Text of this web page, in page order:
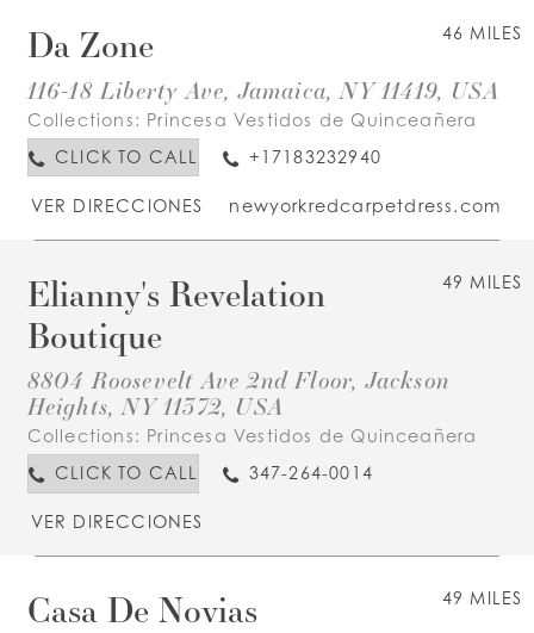
46 MILES
Da Zone
116-18 Liberty Ave, Jamaica, NY 11419, USA
Collections: Princesa Vestidos de Quinceañera
CLICK TO CALL
+17183232940
VER DIRECCIONES newyorkredcarpetdress.com
49 MILES
Elianny's Revelation
Boutique
8804 Roosevelt Ave 2nd Floor, Jackson
Heights, NY 11372, USA
Collections: Princesa Vestidos de Quinceañera
CLICK TO CALL
347-264-0014
VER DIRECCIONES
49 MILES
Casa De Novias